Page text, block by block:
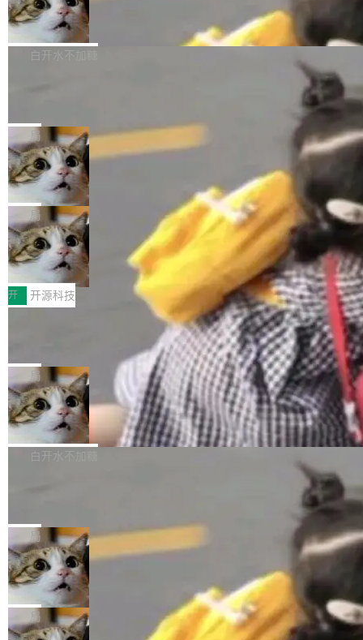
的图像元素不在同一个子树中，则它们将不再关
联 加...
至今）的所有 commit，同样交由 AI 分析提炼。
经过人工复核，准确度令人满意。这一方法也为
社区爱好者提供了高效跟踪新版本的思路。
ebastian Pipping 写在博客里的话。8 月 4 日，
他宣布了一个新消息：从 2026 年 8 月 1 日起，
他可以全职维护 libexpat 了，最长 6 个月。发
库之一。你的操作系统、浏览器、无数的基础设
施软件，很可能都在用它。而过去十年，维护它
的人一直在用业余...
Firefox 153.0.3 发布
Firefox 153.0.3 现已发布，具体更新内容如
下： New Smart Window 包含多项增强功能：
gi?id=2019042">Bug&nbsp;2019042</a>）</l
i> <li>现在，助手可以直接使用 Exa 的网络搜索
结果回答问题，而无需将问题转交给搜索引擎。
（<a href="https://bugzilla.mozilla.org/show_
bug.cgi?id=204...
白开水不加糖
的 npm 包。项目的核心论点是：容器不适合 Ag
ent 计算。真正适合的，是 Isolate。 Cloudflare
工程师在这件事上没什么可谦虚的——他们用 W
orkers 跑了十年 Isolate。用 CEO Matthew Pri
nce 的话说：「我们一生都在用 Isolate 运行代
码，而 AI Agent 不需要容器，它们需要的是 Iso
late。」 容器为什么不合适 容器的问题在于启动
和销毁都太重了。一个 Agent 要执行的任务可能
只需要几毫秒的 CPU 时间，但容器从冷启动到
就绪要花数秒。如果未来有十...
局
OpenAI 公开邮件和聊天记录回应苹果
诉讼，称“Apple is getting this wron
g”
上个月，苹果一纸诉状把 OpenAI 告上法庭，指
控其挖角苹果前员工并窃取商业秘密。苹果的诉
状把 OpenAI 描述成一个系统性地从前东家挖
人、套取机密信息的对手。 OpenAI 没发律师
函，也没选择庭外沉默。它在官网贴了一篇博
文，标题只有六个字：Apple is getting this wro
ng。 然后，它把邮件往来和 iMessage 聊天记
录全贴了出来。 他发错人了 苹果外部律师 Gabr
iel Gross 来自 Weil 律所，2 月 23 日下午 5:53
给 OpenAI 总法律顾问 Che Chang 发了封邮
件，附了一封长信，要求 OpenAI 配合调查前苹
果员工带走机密信...
局
HUAWEI MatePad Edge上架WorkBu
ddy鸿蒙PC版，说话就能干活的AI办公
搭子
全能AI工作台WorkBuddy鸿蒙PC版上架HUAWE
I MatePad Edge应用市场，直接下载即可使
用，与鸿蒙电脑上的体验一致。值得一提的是，
这是目前市面上唯一支持平板接入WorkBuddy P
C版的产品，搭载“人机双写”重磅功能——你写
你的，AI写AI的，同屏协作互不干扰。一句话让
AI帮你干活，现在开启全新体验！ 温馨提示：
体验WorkBuddy鸿蒙PC版前，请将 HUAWEI M
atePad Edge 升级至 HarmonyOS 6.1.0.135S
P9 patch03及以上版本。 *升级路径：设置 > 搜
开 开源科技
FFmpeg 9.0 发布：代号“Lei”，以此纪
全球知名开源多媒体框架 FFmpeg 今天正式发
布了 9.0 版本。这个版本除了带来新一代音视频
处理能力和硬件加速支持之外，还有一个特殊之
处：FFmpeg 9.0 的代号是“Lei”。 这个名字，
来自中国开发者雷霄骅（Lei Xiaohua）。 对于
很多中国音视频开发者而言，这个名字并不陌
“启蒙老师”。 而今年，恰好是雷霄骅离世十周
年。FFmpeg 社区最终选择用一个大版本的名
字，留下了这份纪念。 雷霄骅曾是中国传媒大学
数字电视技术方向的博士生，长期从事视频、音
频技...
局
亚马逊成本失控：AI 写代码烧掉 1215
万元，超预算 860%
外媒近日曝光了亚马逊的多份内部报告显示，AI
导致公司在多个项目上超支。《金融时报》报道
编写程序，目标是完成电商平台作者信息与商品
列表的数据匹配 —— 一项常规的数据处理任
务，最终却产生了 180 万美元的账单，实际支出
超出原定预算 860%。 更令人意外的是，该项目
最终并未成功落地，而高额算力消耗持续运行长
达 5 个月，公司直到财务对账时才察觉异常。这
白开水不加糖
e CEO Clément Delangue 在 CNBC 的采访里
没有拐弯抹角。他说中国正在赢得 AI 竞赛，而
且按目前的速度，中国 AI 工具预计在今年底或
2027 年就能追上美国前沿实验室的水平。 Dela
ngue 把原因归结为一件事：开放协作。中国的
AI 开发者在一个共享和协作的生态里加速迭代，
局
当 AI agent 把源码变成了最好的扩展系
统，开发者工具必须开源
五年前，David Crawshaw 问过很多软件工程师
一个问题：你写过什么给自己用的程序？答案几
乎都是没有。工程师们整天用别人写的程序写程
局